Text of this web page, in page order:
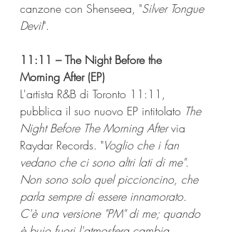
canzone con Shenseea, "Silver Tongue
Devil".
11:11 – The Night Before the
Morning After (EP)
L'artista R&B di Toronto 11:11,
pubblica il suo nuovo EP intitolato The
Night Before The Morning After via
Raydar Records. "Voglio che i fan
vedano che ci sono altri lati di me".
Non sono solo quel piccioncino, che
parla sempre di essere innamorato.
C'è una versione "PM" di me; quando